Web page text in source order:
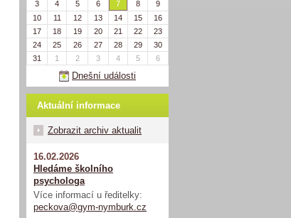
3
4 5 6 7 8
9
10
11 12 13 14 15
16
17
18 19 20 21 22
23
24
25 26 27 28 29
30
31
1 2 3 4 5 6
Dnešní události
Aktuální informace
Zobrazit archiv aktualit
16.02.2026
Hledáme školního
psychologa
Více informací u ředitelky:
peckova@gym-nymburk.cz